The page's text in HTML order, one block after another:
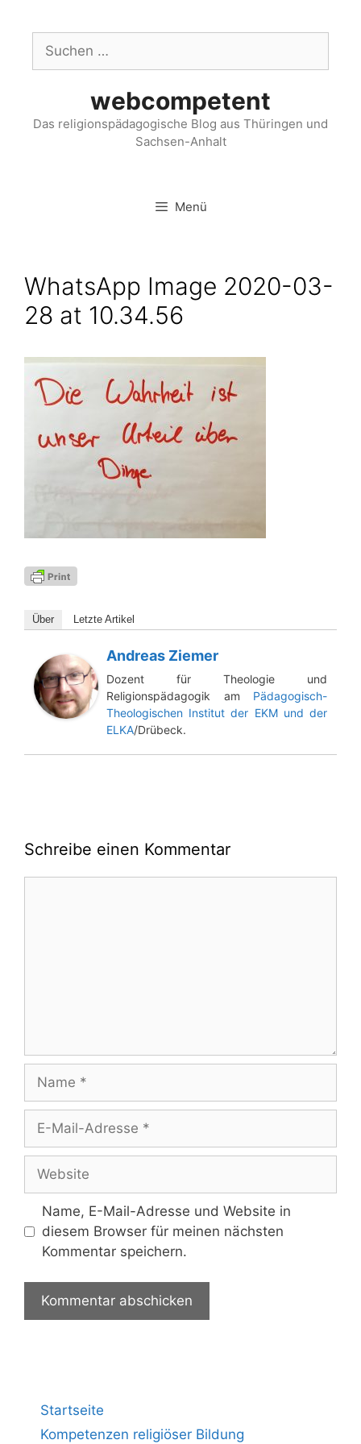
webcompetent
Das religionspädagogische Blog aus Thüringen und
Sachsen-Anhalt
Menü
WhatsApp Image 2020-03-
28 at 10.34.56
Über Letz­te Artikel
Andreas Ziemer
Dozent für Theologie und
Religionspädagogik am Pädagogisch-
Theologischen Institut der EKM und der
ELKA/Drübeck.
Schreibe einen Kommentar
Name, E-Mail-Adresse und Website in
diesem Browser für meinen nächsten
Kommentar speichern.
Startseite
Kompetenzen religiöser Bildung